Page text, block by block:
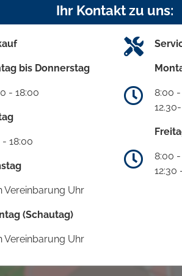
Ihr Kontakt zu uns:
bis Donnerstag
- 18:00
18:00
Vereinbarung Uhr
(Schautag)
Vereinbarung Uhr
8:00 -
8:00 -
12:30